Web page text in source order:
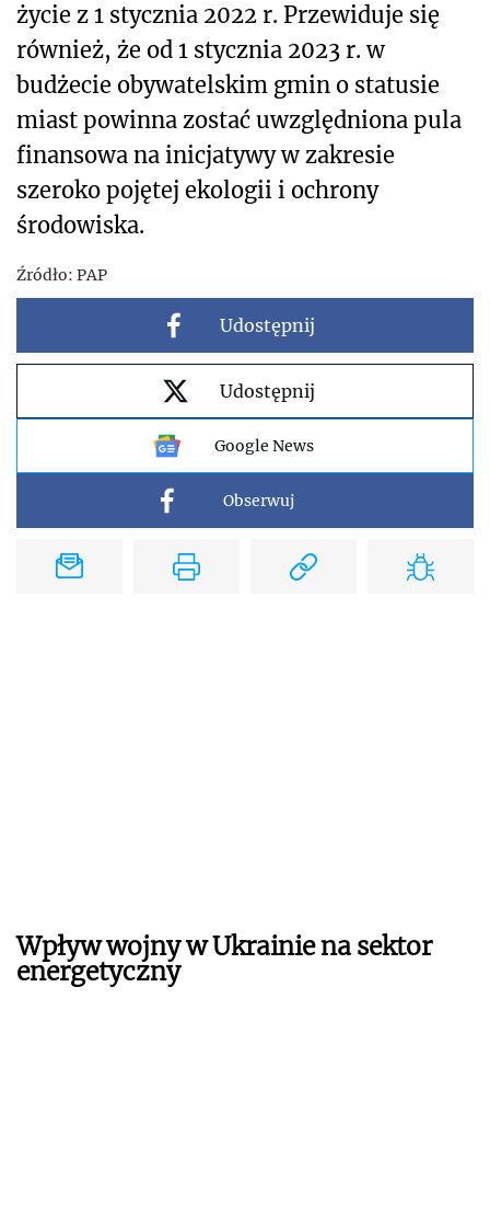
życie z 1 stycznia 2022 r. Przewiduje się
również, że od 1 stycznia 2023 r. w
budżecie obywatelskim gmin o statusie
miast powinna zostać uwzględniona pula
finansowa na inicjatywy w zakresie
szeroko pojętej ekologii i ochrony
środowiska.
Źródło: PAP
Udostępnij
Udostępnij
Google News
Obserwuj
Wpływ wojny w Ukrainie na sektor
energetyczny